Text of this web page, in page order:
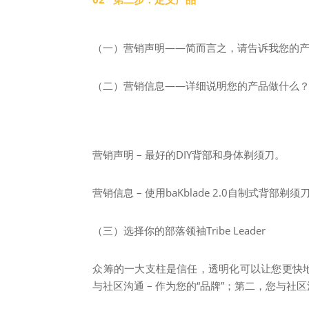
（一）营销声明——简而言之，请告诉我您的
（二）营销信息——详细说明您的产品做什么
营销声明 – 最好的DIY背部和身体剃须刀。
营销信息 – 使用baKblade 2.0自制式背部剃须
（三）选择你的部落领袖Tribe Leader
众筹的一大支柱是信任，透明化可以让您更
与社区沟通 – 作为您的“品牌”；第二，您与社